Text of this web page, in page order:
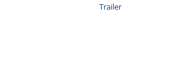
Trailer